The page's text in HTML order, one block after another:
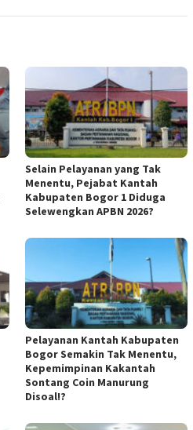
Selain Pelayanan yang Tak
Menentu, Pejabat Kantah
Kabupaten Bogor 1 Diduga
Selewengkan APBN 2026?
Pelayanan Kantah Kabupaten
Bogor Semakin Tak Menentu,
Kepemimpinan Kakantah
Sontang Coin Manurung
Disoal!?